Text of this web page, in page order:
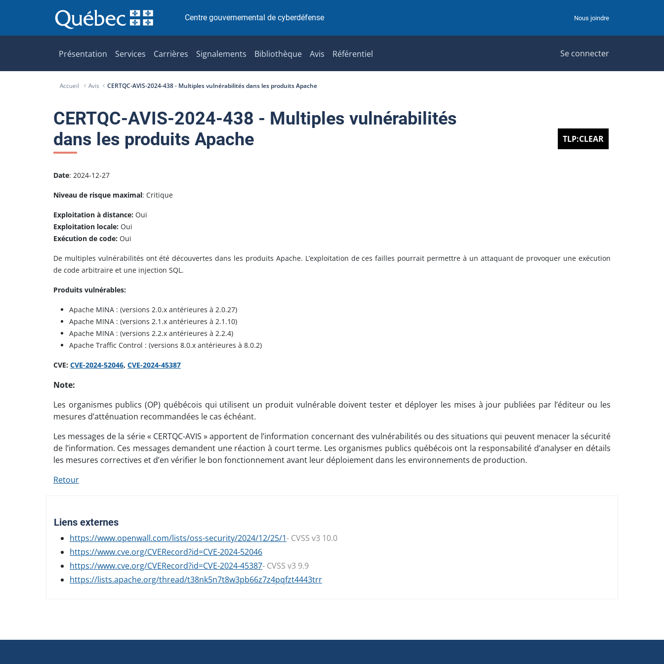
a
o
n
t
e
u
Centre gouvernemental de cyberdéfense Nous joindre
Présentation Services Carrières Signalements Bibliothèque Avis Référentiel Se connecter
Accueil Avis CERTQC-AVIS-2024-438 - Multiples vulnérabilités dans les produits Apache
CERTQC-AVIS-2024-438 - Multiples vulnérabilités
dans les produits Apache
TLP:CLEAR
Date: 2024-12-27
Niveau de risque maximal: Critique
Exploitation à distance: Oui
Exploitation locale: Oui
Exécution de code: Oui
De multiples vulnérabilités ont été découvertes dans les produits Apache. L’exploitation de ces failles pourrait permettre à un attaquant de provoquer une exécution
de code arbitraire et une injection SQL.
Produits vulnérables:
Apache MINA : (versions 2.0.x antérieures à 2.0.27)
Apache MINA : (versions 2.1.x antérieures à 2.1.10)
Apache MINA : (versions 2.2.x antérieures à 2.2.4)
Apache Traffic Control : (versions 8.0.x antérieures à 8.0.2)
CVE: CVE-2024-52046, CVE-2024-45387
Note:
Les organismes publics (OP) québécois qui utilisent un produit vulnérable doivent tester et déployer les mises à jour publiées par l’éditeur ou les
mesures d’atténuation recommandées le cas échéant.
Les messages de la série « CERTQC-AVIS » apportent de l’information concernant des vulnérabilités ou des situations qui peuvent menacer la sécurité
de l’information. Ces messages demandent une réaction à court terme. Les organismes publics québécois ont la responsabilité d’analyser en détails
les mesures correctives et d’en vérifier le bon fonctionnement avant leur déploiement dans les environnements de production.
Retour
Liens externes
https://www.openwall.com/lists/oss-security/2024/12/25/1- CVSS v3 10.0
https://www.cve.org/CVERecord?id=CVE-2024-52046
https://www.cve.org/CVERecord?id=CVE-2024-45387- CVSS v3 9.9
https://lists.apache.org/thread/t38nk5n7t8w3pb66z7z4pqfzt4443trr